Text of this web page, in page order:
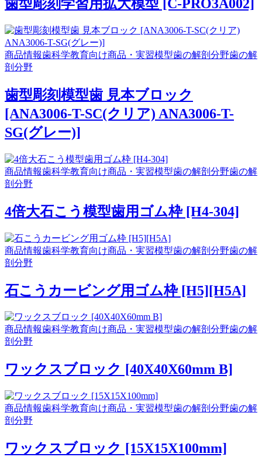
歯型彫刻学習用拡大模型 [C-PRO3A002]
商品情報歯科学教育向け商品・実習模型歯の解剖分野歯の解
剖分野
歯型彫刻模型歯 見本ブロック
[ANA3006-T-SC(クリア) ANA3006-T-
SG(グレー)]
商品情報歯科学教育向け商品・実習模型歯の解剖分野歯の解
剖分野
4倍大石こう模型歯用ゴム枠 [H4-304]
商品情報歯科学教育向け商品・実習模型歯の解剖分野歯の解
剖分野
石こうカービング用ゴム枠 [H5][H5A]
商品情報歯科学教育向け商品・実習模型歯の解剖分野歯の解
剖分野
ワックスブロック [40X40X60mm B]
商品情報歯科学教育向け商品・実習模型歯の解剖分野歯の解
剖分野
ワックスブロック [15X15X100mm]